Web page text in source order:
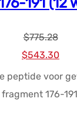
$775.28
prijs
was:
$543.30
prijs
is:
peptide voor
fragment 176-